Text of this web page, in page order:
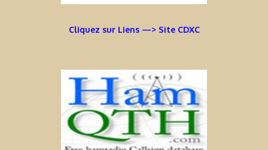
Cliquez sur Liens —> Site CDXC